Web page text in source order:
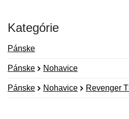
Kategórie
Pánske
Pánske Nohavice
Pánske Nohavice Revenger